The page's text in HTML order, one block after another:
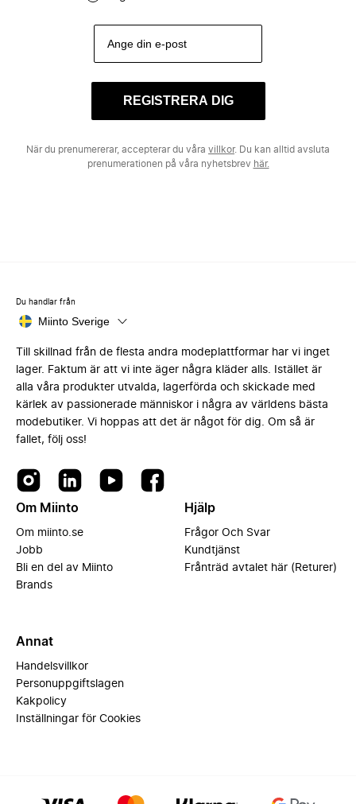
REGISTRERA DIG
När du prenumererar, accepterar du våra villkor. Du kan alltid avsluta
prenumerationen på våra nyhetsbrev här.
Du handlar från
Miinto Sverige
Till skillnad från de flesta andra modeplattformar har vi inget
lager. Faktum är att vi inte äger några kläder alls. Istället är
alla våra produkter utvalda, lagerförda och skickade med
kärlek av passionerade människor i några av världens bästa
modebutiker. Vi hoppas att det är något för dig. Om så är
fallet, följ oss!
Om Miinto
Om miinto.se
Jobb
Bli en del av Miinto
Brands
Hjälp
Frågor Och Svar
Kundtjänst
Frånträd avtalet här (Returer)
Annat
Handelsvillkor
Personuppgiftslagen
Kakpolicy
Inställningar för Cookies